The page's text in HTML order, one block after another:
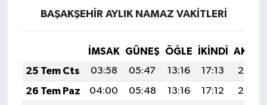
BAŞAKŞEHİR AYLIK NAMAZ VAKITLERI
İMSAK GÜNEŞ ÖĞLE İKINDI
25 Tem Cts
03:58 05:47 13:16 17:13
20:36
26 Tem Paz
04:00 05:48 13:16 17:12
20:35